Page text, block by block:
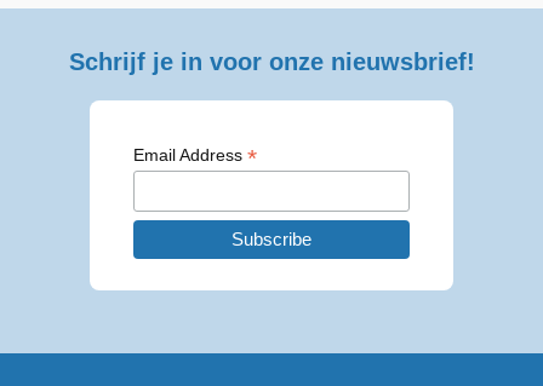
Schrijf je in voor onze nieuwsbrief!
Email Address *